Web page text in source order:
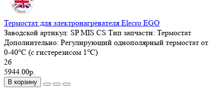
Термостат для электронагревателя Elecro EGO
Заводской артикул: SP MIS CS Тип запчасти: Термостат
Дополнительно: Регулирующий однополярный термостат от
0-40°C (с гистерезисом 1°C)
26
5944.00р.
В корзину